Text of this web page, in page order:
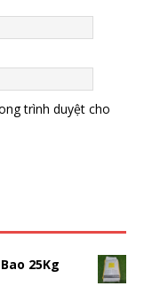
trình duyệt cho
25Kg